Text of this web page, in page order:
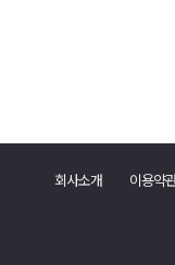
회사소개 이용약